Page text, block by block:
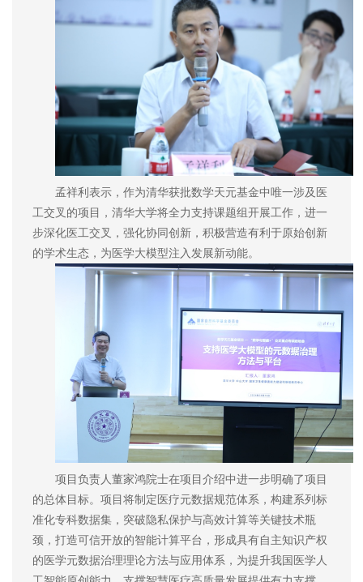
孟祥利表示，作为清华获批数学天元基金中唯一涉及医
工交叉的项目，清华大学将全力支持课题组开展工作，进一
步深化医工交叉，强化协同创新，积极营造有利于原始创新
的学术生态，为医学大模型注入发展新动能。
项目负责人董家鸿院士在项目介绍中进一步明确了项目
的总体目标。项目将制定医疗元数据规范体系，构建系列标
准化专科数据集，突破隐私保护与高效计算等关键技术瓶
颈，打造可信开放的智能计算平台，形成具有自主知识产权
的医学元数据治理理论方法与应用体系，为提升我国医学人